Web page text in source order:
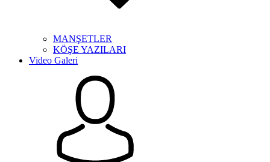
MANŞETLER
KÖŞE YAZILARI
Video Galeri